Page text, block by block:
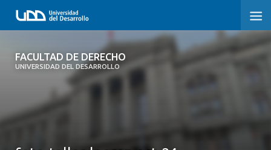
FACULTAD DE DERECHO
UNIVERSIDAD DEL DESARROLLO
FACULTAD DE DERECHO
SOBRE LA FACULTAD